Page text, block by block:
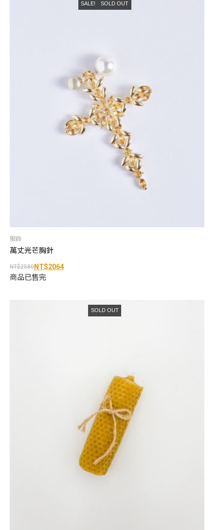
SALE! SOLD OUT
服飾
萬丈光芒胸針
NT$2580
原
始
NT$2064
目
前
商品已售完
SOLD OUT